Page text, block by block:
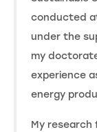
conducted
under the
my
experience
energy
My research